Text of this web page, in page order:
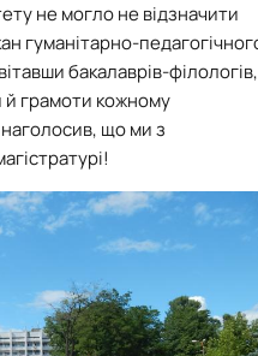
не могло не відзначити
гуманітарно-
бакалаврів-філологів,
й грамоти кожному
що ми з